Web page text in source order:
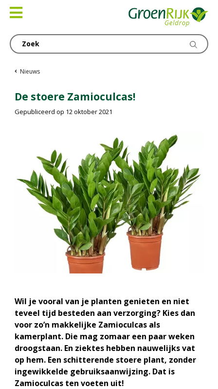
naar
Nieuws
De stoere Zamioculcas!
Gepubliceerd op 12 oktober 2021
Wil je vooral van je planten genieten en niet
teveel tijd besteden aan verzorging? Kies dan
voor zo’n makkelijke Zamioculcas als
kamerplant. Die mag zomaar een paar weken
droogstaan. En ziektes hebben nauwelijks vat
op hem. Een schitterende stoere plant, zonder
ingewikkelde gebruiksaanwijzing. Dat is
Zamioculcas ten voeten uit!